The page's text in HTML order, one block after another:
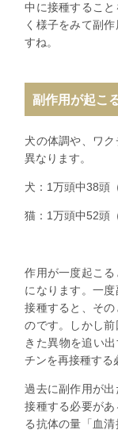
中に接種するこ
く様子をみて副
すね。
副作用が起こ
犬の体調や、ワ
異なります。
犬：1万頭中38頭
猫：1万頭中52頭
作用が一度起こ
になります。一
接種すると、そ
のです。しかし
きた異物を追い
チンを再接種する
過去に副作用が
接種する必要が
る抗体の量「血